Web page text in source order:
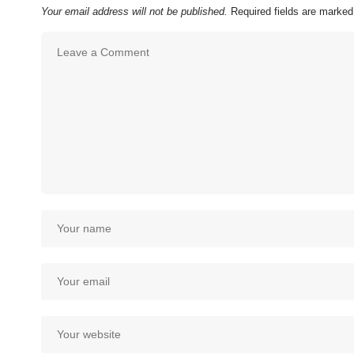
Your email address will not be published. Required fields are